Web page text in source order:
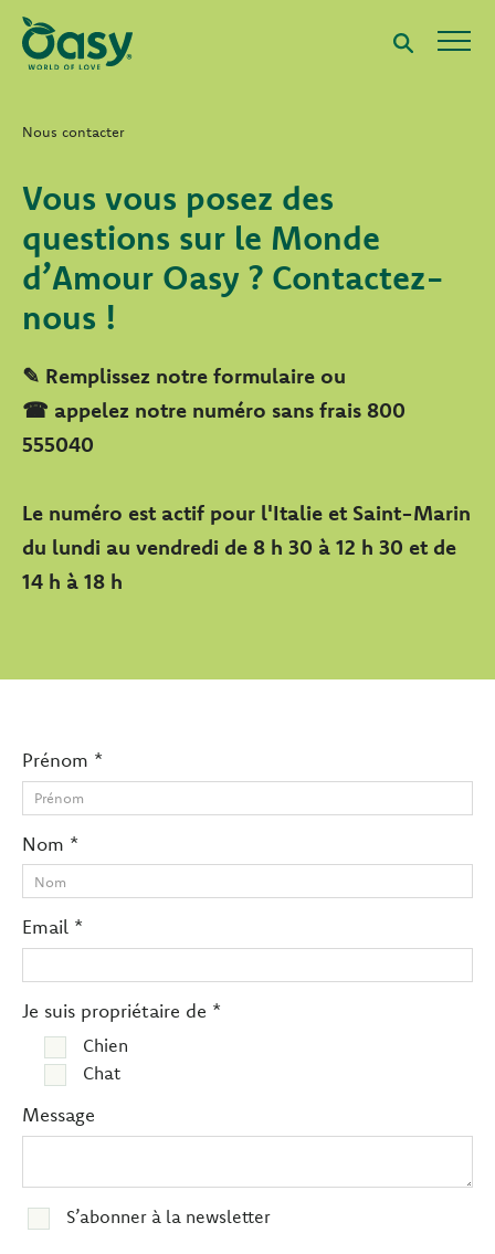
Nous contacter
Vous vous posez des
questions sur le Monde
d’Amour Oasy ? Contactez-
nous !
✎ Remplissez notre formulaire ou
☎ appelez notre numéro sans frais 800
555040
Le numéro est actif pour l'Italie et Saint-Marin
du lundi au vendredi de 8 h 30 à 12 h 30 et de
14 h à 18 h
Prénom *
Nom *
Email *
Je suis propriétaire de *
Chien
Chat
Message
S’abonner à la newsletter